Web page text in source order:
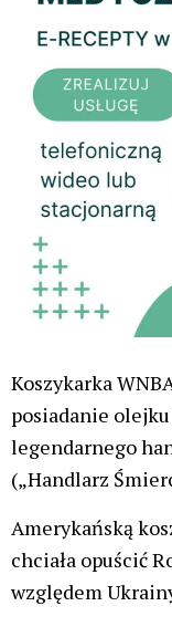
Koszykarka
posiadanie
legendarnego
(„Handlarz
Amerykańską
chciała opuścić
względem